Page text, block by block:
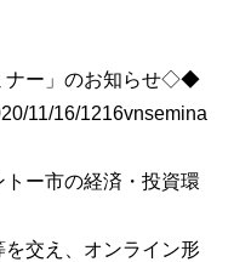
ナー」のお知らせ◇◆
11/16/1216vnsemina
ー市の経済・投資環
交え、オンライン形